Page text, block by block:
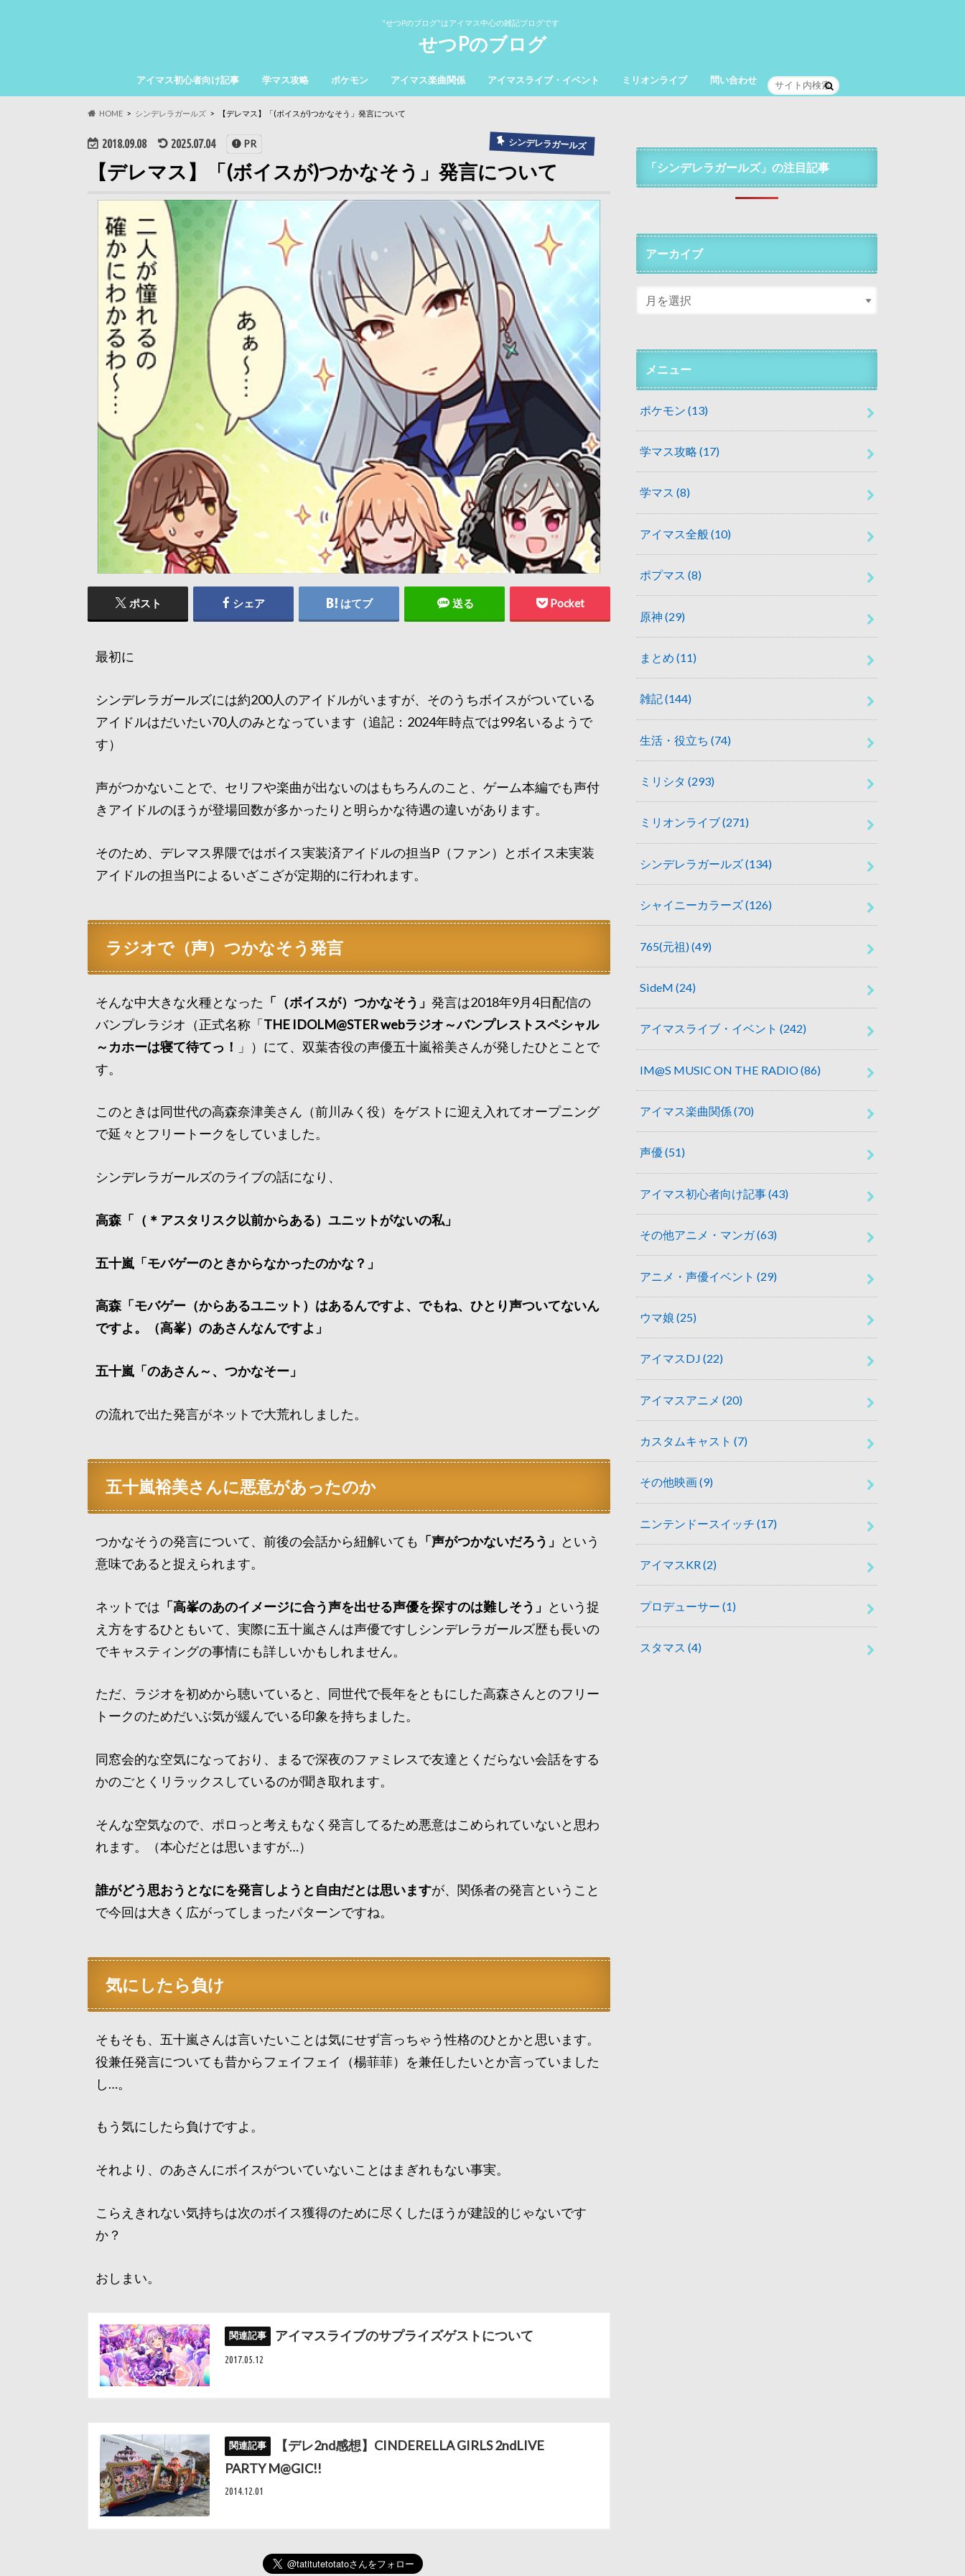
"せつPのブログ"はアイマス中心の雑記ブログです
せつPのブログ
アイマス初心者向け記事 学マス攻略 ポケモン アイマス楽曲関係 アイマスライブ・イベント ミリオンライブ 問い合わせ
HOME シンデレラガールズ 【デレマス】「(ボイスが)つかなそう」発言について
2018.09.08 2025.07.04 シンデレラガールズ
PR
【デレマス】「(ボイスが)つかなそう」発言について
ポスト シェア はてブ 送る Pocket
最初に
シンデレラガールズには約200人のアイドルがいますが、そのうちボイスがついている
アイドルはだいたい70人のみとなっています（追記：2024年時点では99名いるようで
す）
声がつかないことで、セリフや楽曲が出ないのはもちろんのこと、ゲーム本編でも声付
きアイドルのほうが登場回数が多かったりと明らかな待遇の違いがあります。
そのため、デレマス界隈ではボイス実装済アイドルの担当P（ファン）とボイス未実装
アイドルの担当Pによるいざこざが定期的に行われます。
ラジオで（声）つかなそう発言
そんな中大きな火種となった 「（ボイスが）つかなそう」 発言は2018年9月4日配信の
バンプレラジオ（正式名称「THE IDOLM@STER webラジオ～バンプレストスペシャル
～カホーは寝て待てっ！ 」）にて、双葉杏役の声優五十嵐裕美さんが発したひとことで
す。
このときは同世代の高森奈津美さん（前川みく役）をゲストに迎え入れてオープニング
で延々とフリートークをしていました。
シンデレラガールズのライブの話になり、
高森「（＊アスタリスク以前からある）ユニットがないの私」
五十嵐「モバゲーのときからなかったのかな？」
高森「モバゲー（からあるユニット）はあるんですよ、でもね、ひとり声ついてないん
ですよ。（高峯）のあさんなんですよ」
五十嵐「のあさん～、つかなそー」
の流れで出た発言がネットで大荒れしました。
五十嵐裕美さんに悪意があったのか
つかなそうの発言について、前後の会話から紐解いても 「声がつかないだろう」 という
意味であると捉えられます。
ネットでは 「高峯のあのイメージに合う声を出せる声優を探すのは難しそう」 という捉
え方をするひともいて、実際に五十嵐さんは声優ですしシンデレラガールズ歴も長いの
でキャスティングの事情にも詳しいかもしれません。
ただ、ラジオを初めから聴いていると、同世代で長年をともにした高森さんとのフリー
トークのためだいぶ気が緩んでいる印象を持ちました。
同窓会的な空気になっており、まるで深夜のファミレスで友達とくだらない会話をする
かのごとくリラックスしているのが聞き取れます。
そんな空気なので、ポロっと考えもなく発言してるため悪意はこめられていないと思わ
れます。（本心だとは思いますが…）
誰がどう思おうとなにを発言しようと自由だとは思いますが、関係者の発言ということ
で今回は大きく広がってしまったパターンですね。
気にしたら負け
そもそも、五十嵐さんは言いたいことは気にせず言っちゃう性格のひとかと思います。
役兼任発言についても昔からフェイフェイ（楊菲菲）を兼任したいとか言っていました
し…。
もう気にしたら負けですよ。
それより、のあさんにボイスがついていないことはまぎれもない事実。
こらえきれない気持ちは次のボイス獲得のために尽くしたほうが建設的じゃないです
か？
おしまい。
アイマスライブのサプライズゲストについて
2017.05.12
【デレ2nd感想】CINDERELLA GIRLS 2ndLIVE
PARTY M@GIC!!
2014.12.01
「シンデレラガールズ」の注目記事
アーカイブ
メニュー
ポケモン (13)
学マス攻略 (17)
学マス (8)
アイマス全般(10)
ポプマス (8)
原神 (29)
まとめ (11)
雑記(144)
生活・役立ち (74)
ミリシタ (293)
ミリオンライブ(271)
シンデレラガールズ(134)
シャイニーカラーズ(126)
765(元祖)(49)
SideM (24)
アイマスライブ・イベント (242)
IM@S MUSIC ON THE RADIO(86)
アイマス楽曲関係(70)
声優(51)
アイマス初心者向け記事(43)
その他アニメ・マンガ(63)
アニメ・声優イベント (29)
ウマ娘 (25)
アイマスDJ (22)
アイマスアニメ (20)
カスタムキャスト (7)
その他映画(9)
ニンテンドースイッチ (17)
アイマスKR(2)
プロデューサー (1)
スタマス (4)